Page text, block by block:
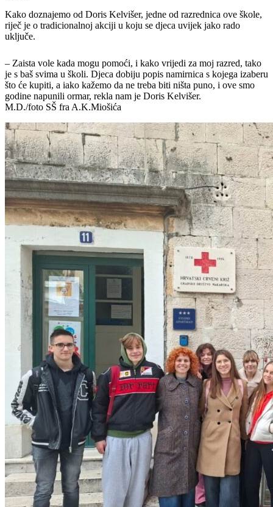
Kako doznajemo od Doris Kelvišer, jedne od razrednica ove škole,
riječ je o tradicionalnoj akciji u koju se djeca uvijek jako rado
uključe.
– Zaista vole kada mogu pomoći, i kako vrijedi za moj razred, tako
je s baš svima u školi. Djeca dobiju popis namirnica s kojega izaberu
što će kupiti, a iako kažemo da ne treba biti ništa puno, i ove smo
godine napunili ormar, rekla nam je Doris Kelvišer.
M.D./foto SŠ fra A.K.Miošića